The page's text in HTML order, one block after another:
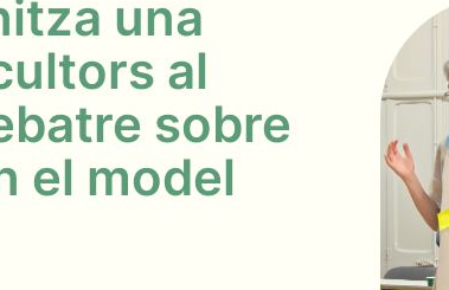
una
al
sobre
el model